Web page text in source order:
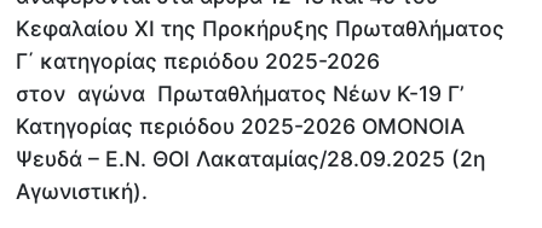
Κεφαλαίου ΧΙ της Προκήρυξης Πρωταθλήματος
Γ΄ κατηγορίας περιόδου 2025-2026
στον αγώνα Πρωταθλήματος Νέων Κ-19 Γ’
Κατηγορίας περιόδου 2025-2026 ΟΜΟΝΟΙΑ
Ψευδά – Ε.Ν. ΘΟΙ Λακαταμίας/28.09.2025 (2η
Αγωνιστική).